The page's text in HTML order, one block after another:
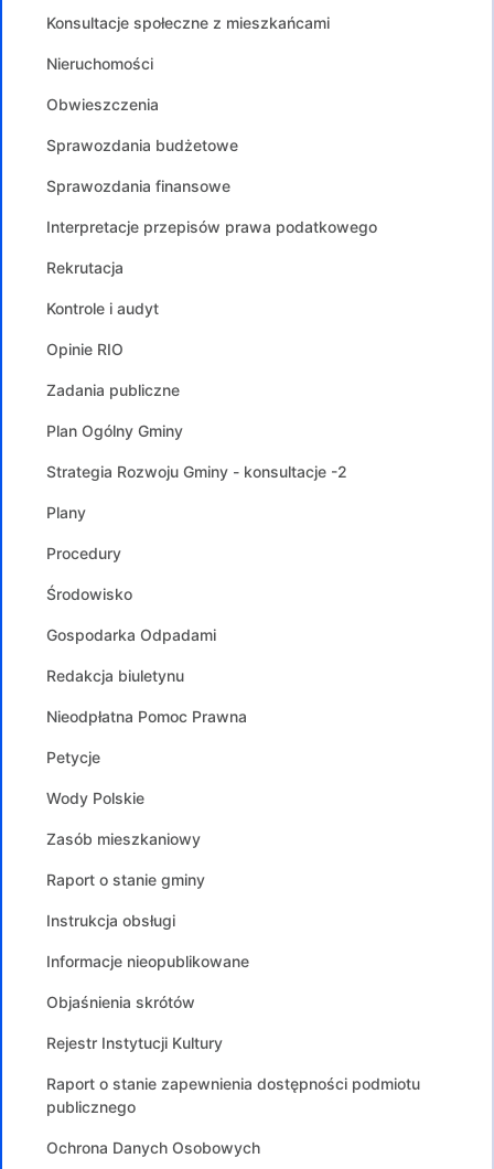
Konsultacje społeczne z mieszkańcami
Nieruchomości
Obwieszczenia
Sprawozdania budżetowe
Sprawozdania finansowe
Interpretacje przepisów prawa podatkowego
Rekrutacja
Kontrole i audyt
Opinie RIO
Zadania publiczne
Plan Ogólny Gminy
Strategia Rozwoju Gminy - konsultacje -2
Plany
Procedury
Środowisko
Gospodarka Odpadami
Redakcja biuletynu
Nieodpłatna Pomoc Prawna
Petycje
Wody Polskie
Zasób mieszkaniowy
Raport o stanie gminy
Instrukcja obsługi
Informacje nieopublikowane
Objaśnienia skrótów
Rejestr Instytucji Kultury
Raport o stanie zapewnienia dostępności podmiotu
publicznego
Ochrona Danych Osobowych